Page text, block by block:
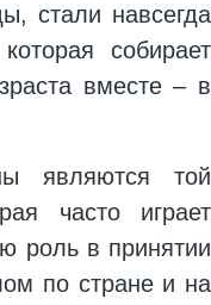
стали навсегда
собирает
вместе – в
являются той
часто играет
роль в принятии
по стране и на